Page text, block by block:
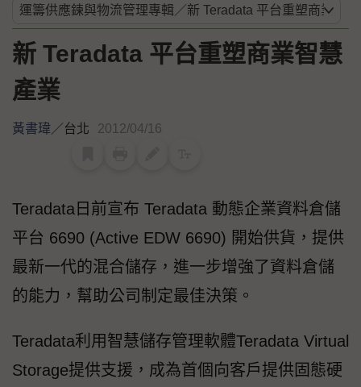
新 Teradata 平台重塑商業智慧
產業
黃書瑋／台北 2012/04/16
Teradata日前宣布 Teradata 動態企業資料倉儲
平台 6690 (Active EDW 6690) 開始供貨，提供
最新一代的混合儲存，進一步增強了資料倉儲
的能力，幫助公司制定最佳決策。
Teradata利用智慧儲存管理軟體Teradata Virtual
Storage提供支援，成為首個向客戶提供固態硬